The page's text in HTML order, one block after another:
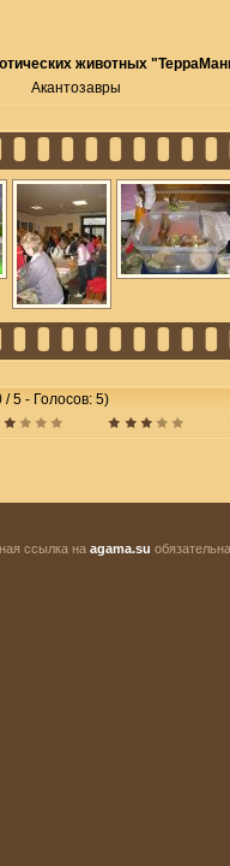
животных
Акантозавры
/ 5 - Голосов: 5)
ссылка на agama.su